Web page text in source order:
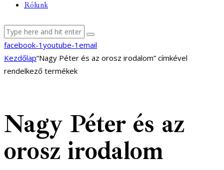
Rólunk
facebook-1 youtube-1 email
Kezdőlap“Nagy Péter és az orosz irodalom” címkével
rendelkező termékek
Nagy Péter és az
orosz irodalom